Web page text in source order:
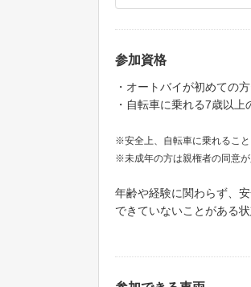
参加資格
・オートバイが初めての
・自転車に乗れる7歳以上
※安全上、自転車に乗れること
※未成年の方は親権者の同意が
年齢や経験に関わらず、
できていないことがある